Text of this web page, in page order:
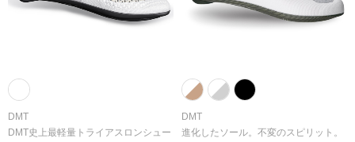
DMT
DMT史上最軽量トライアスロンシュー
DMT
進化したソール。不変のスピリット。